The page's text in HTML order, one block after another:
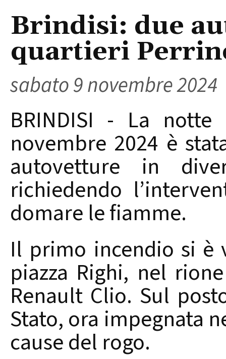
Brindisi: due
quartieri
sabato 9 novembre 2024
BRINDISI - La
novembre 2024 è
autovetture in
richiedendo
domare le fiamme.
Il primo incendio si è
piazza Righi, nel
Renault Clio. Sul
Stato, ora impegnata
cause del rogo.